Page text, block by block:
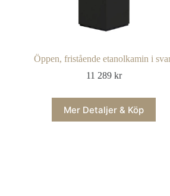
Öppen, fristående etanolkamin i
11 289 kr
Mer Detaljer & Köp